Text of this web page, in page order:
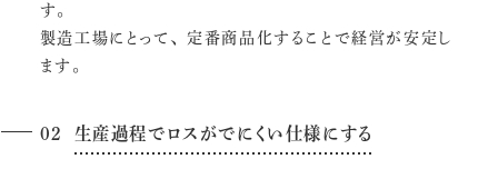
す。
製造工場にとって、定番商品化することで経営が安定し
ます。
生産過程でロスがでにくい仕様にする